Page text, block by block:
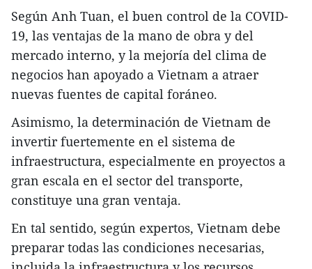
Según Anh Tuan, el buen control de la COVID-
19, las ventajas de la mano de obra y del
mercado interno, y la mejoría del clima de
negocios han apoyado a Vietnam a atraer
nuevas fuentes de capital foráneo.
Asimismo, la determinación de Vietnam de
invertir fuertemente en el sistema de
infraestructura, especialmente en proyectos a
gran escala en el sector del transporte,
constituye una gran ventaja.
En tal sentido, según expertos, Vietnam debe
preparar todas las condiciones necesarias,